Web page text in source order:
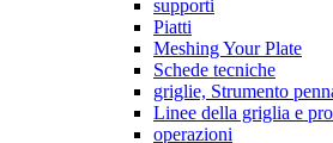
supporti
Piatti
Meshing Your Plate
Schede tecniche
griglie, Strumento
Linee della griglia e
operazioni